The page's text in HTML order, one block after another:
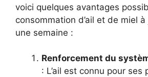
voici quelques avantages
consommation d’ail et de miel
une semaine :
Renforcement du
: L’ail est connu pour ses